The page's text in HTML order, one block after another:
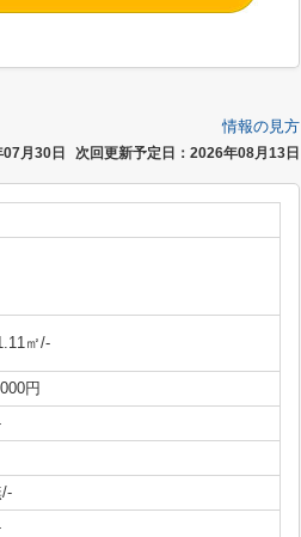
情報の見方
月30日 次回更新予定日：2026年08月13日
㎡/-
円